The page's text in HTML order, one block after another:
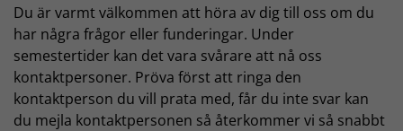
Du är varmt välkommen att höra av dig till oss om du
har några frågor eller funderingar. Under
semestertider kan det vara svårare att nå oss
kontaktpersoner. Pröva först att ringa den
kontaktperson du vill prata med, får du inte svar kan
du mejla kontaktpersonen så återkommer vi så snabbt